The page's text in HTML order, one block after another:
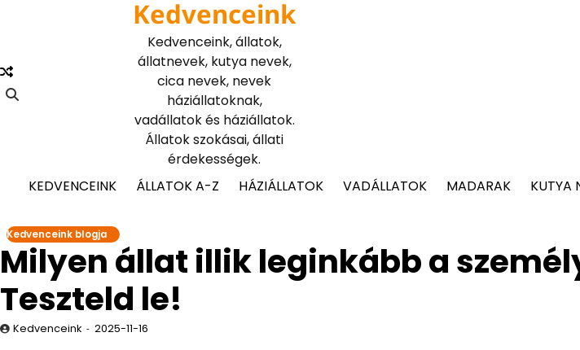
Kedvenceink
Kedvenceink, állatok,
állatnevek, kutya nevek,
cica nevek, nevek
háziállatoknak,
vadállatok és háziállatok.
Állatok szokásai, állati
érdekességek.
KEDVENCEINK
ÁLLATOK A-Z HÁZIÁLLATOK VADÁLLATOK MADARAK KUTYA
Kedvenceink blogja
Milyen állat illik leginkább a
Teszteld le!
Kedvenceink 2025-11-16